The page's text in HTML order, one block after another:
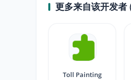
更多来自该开发者
Toll Painting